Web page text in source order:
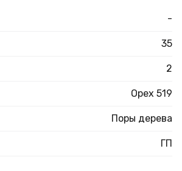
-
35
2
Орех 519
Поры дерева
ГП